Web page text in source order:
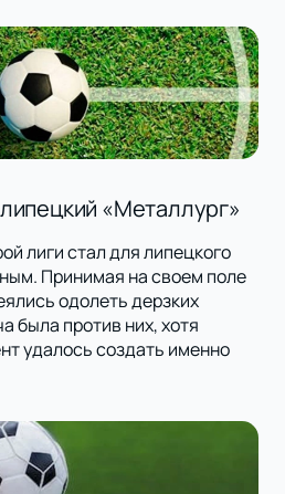
«Металлург»
лиги стал для липецкого
Принимая на своем поле
одолеть дерзких
была против них, хотя
удалось создать именно